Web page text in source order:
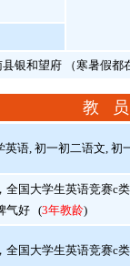
银和望府 （寒暑假都
教
语, 初一初二语文, 初
国大学生英语竞赛c
气好 (3年教龄)
国大学生英语竞赛c